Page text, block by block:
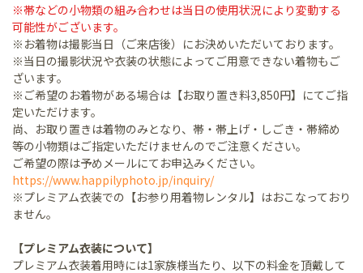
※帯などの小物類の組み合わせは当日の使用状況により変動する
可能性がございます。
※お着物は撮影当日（ご来店後）にお決めいただいております。
※当日の撮影状況や衣装の状態によってご用意できない着物もご
ざいます。
※ご希望のお着物がある場合は【お取り置き料3,850円】にてご指
定いただけます。
尚、お取り置きは着物のみとなり、帯・帯上げ・しごき・帯締め
等の小物類はご指定いただけませんのでご注意ください。
ご希望の際は予めメールにてお申込みください。
https://www.happilyphoto.jp/inquiry/
※プレミアム衣装での【お参り用着物レンタル】はおこなっており
ません。
【プレミアム衣装について】
プレミアム衣装着用時には1家族様当たり、以下の料金を頂戴して